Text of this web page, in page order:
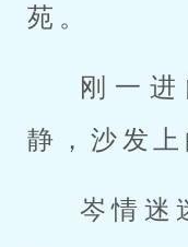
苑。
刚一
静，沙发上
岑情迷